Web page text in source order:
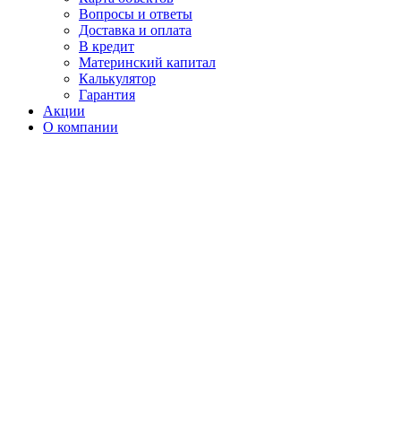
Вопросы и ответы
Доставка и оплата
В кредит
Материнский капитал
Калькулятор
Гарантия
Акции
О компании